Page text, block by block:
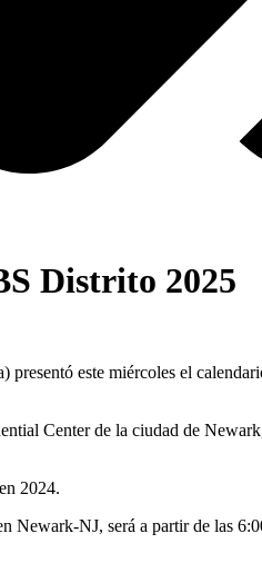
Distrito 2025
este miércoles el
Center de la ciudad de
2024.
NJ, será a partir de las